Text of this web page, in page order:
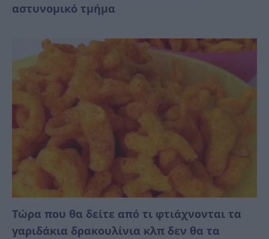
αστυνομικό τμήμα
Τώρα που θα δείτε από τι φτιάχνονται τα
γαριδάκια δρακουλίνια κλπ δεν θα τα